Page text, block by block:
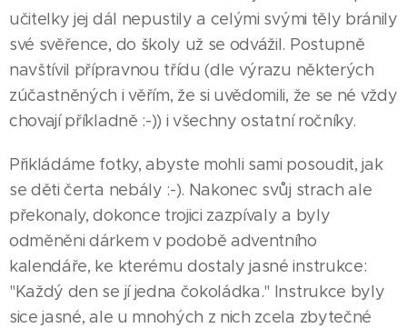
učitelky jej dál nepustily a celými svými těly bránily
své svěřence, do školy už se odvážil. Postupně
navštívil přípravnou třídu (dle výrazu některých
zúčastněných i věřím, že si uvědomili, že se né vždy
chovají příkladně :-)) i všechny ostatní ročníky.
Přikládáme fotky, abyste mohli sami posoudit, jak
se děti čerta nebály :-). Nakonec svůj strach ale
překonaly, dokonce trojici zazpívaly a byly
odměněni dárkem v podobě adventního
kalendáře, ke kterému dostaly jasné instrukce:
"Každý den se jí jedna čokoládka." Instrukce byly
sice jasné, ale u mnohých z nich zcela zbytečné